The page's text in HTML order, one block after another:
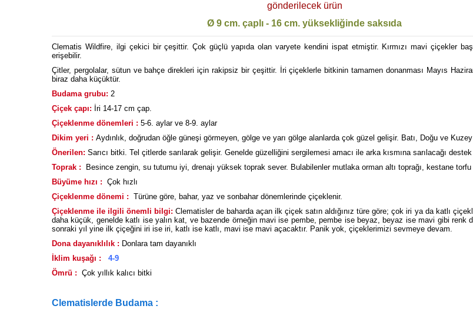
gönderilecek ürün
Ø 9 cm. çaplı - 16 cm. yüksekliğinde saksıda
Clematis Wildfire, ilgi çekici bir çeşittir. Çok güçlü yapıda olan varyete kendini ispat etmiştir. Kırmızı mavi çiçekler
erişebilir.
Çitler, pergolalar, sütun ve bahçe direkleri için rakipsiz bir çeşittir. İri çiçeklerle bitkinin tamamen donanması Mayıs
biraz daha küçüktür.
Budama grubu: 2
Çiçek çapı: İri 14-17 cm çap.
Çiçeklenme dönemleri : 5-6. aylar ve 8-9. aylar
Dikim yeri : Aydınlık, doğrudan öğle güneşi görmeyen, gölge ve yarı gölge alanlarda çok güzel gelişir. Batı, Doğu ve
Önerilen: Sarıcı bitki. Tel çitlerde sarılarak gelişir. Genelde güzelliğini sergilemesi amacı ile arka kısmına sarılacağı destek
Toprak :
Besince zengin, su tutumu iyi, drenajı yüksek toprak sever. Bulabilenler mutlaka orman altı toprağı, kestane
Büyüme hızı : Çok hızlı
Çiçeklenme dönemi : Türüne göre, bahar, yaz ve sonbahar dönemlerinde çiçeklenir.
Çiçeklenme ile ilgili önemli bilgi: Clematisler de baharda açan ilk çiçek satın aldığınız türe göre; çok iri ya da katlı
daha küçük, genelde katlı ise yalın kat, ve bazende örneğin mavi ise pembe, pembe ise beyaz, beyaz ise mavi gibi renk
sonraki yıl yine ilk çiçeğini iri ise iri, katlı ise katlı, mavi ise mavi açacaktır. Panik yok, çiçeklerimizi sevmeye devam.
Dona dayanıklılık : Donlara tam dayanıklı
İklim kuşağı :
4-9
Ömrü : Çok yıllık kalıcı bitki
Clematislerde Budama :